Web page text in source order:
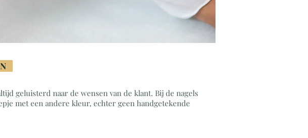
geluisterd naar de wensen van de klant. Bij de nagels
met een andere kleur, echter geen handgetekende